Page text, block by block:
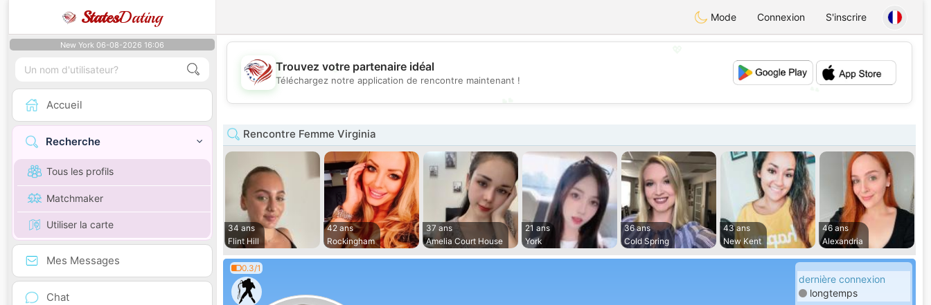
StatesDating Mode Connexion S'inscrire
New York 06-08-2026 16:06
Accueil
Recherche
Tous les profils
Matchmaker
Utiliser la carte
Mes Messages
Chat
💖
💕
Trouvez votre partenaire idéal
Téléchargez notre application de rencontre maintenant !
Rencontre Femme Virginia
34 ans
Flint Hill
42 ans
Rockingham
37 ans
Amelia Court House
21 ans
York
36 ans
Cold Spring
43 ans
New Kent
46 ans
Alexandria
0.3/1
dernière connexion
longtemps